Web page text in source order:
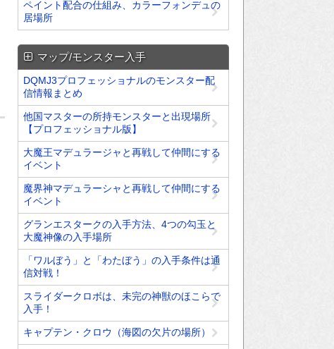
ペイント配合の仕組み、カラーフォンデュの
居場所
マップ/モンスター入手
DQMJ3プロフェッショナルのモンスター配
信情報まとめ
他国マスターの所持モンスターと出現場所
【プロフェッショナル版】
大魔王マデュラージャと再戦して仲間にする
イベント
魔界神マデュラーシャと再戦して仲間にする
イベント
グランエスタークの入手方法、4つの勾玉と
大魔神像の入手場所
「ワルぼう」と「わたぼう」の入手条件は通
信対戦！
スライダークロボは、未完の神獣のほこらで
入手！
キャプテン・クロウ（海図の欠片の場所）